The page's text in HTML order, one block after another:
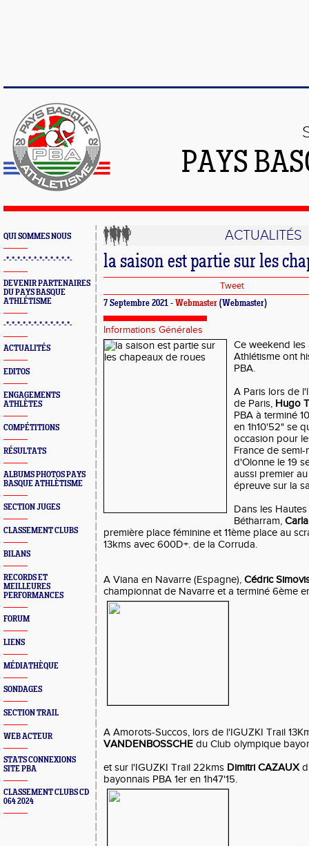
PAYS
QUI SOMMES NOUS
-*-*-*-*-*-*-*-*-*-*-*-*-
DEVENIR PARTENAIRES
DU PAYS BASQUE
ATHLÉTISME
-*-*-*-*-*-*-*-*-*-*-*-*-
ACTUALITÉS
EDITOS
ENGAGEMENTS
ATHLÈTES
COMPÉTITIONS
RÉSULTATS
ALBUMS PHOTOS PAYS
BASQUE ATHLÈTISME
SECTION JUGES
CLASSEMENT CLUBS
BILANS
RECORDS ET
MEILLEURES
PERFORMANCES
FORUM
LIENS
MÉDIATHÈQUE
SONDAGES
SECTION TRAIL
WEB ACTEUR
STATS CONNEXIONS
SITE PBA
CLASSEMENT CLUBS CD
064 2024
ACTUALITÉS
la saison est partie sur les
Tweet
7 Septembre 2021 - Webmaster (Webmaster)
Informations Générales
Ce weekend les
Athlétisme ont
PBA.
A Paris lors de
de Paris, Hugo
PBA à terminé
en 1h10'52" se
occasion pour
France de
d'Olonne le 19
aussi premier
épreuve sur la
Dans les
Bétharram,
première place féminine et 11ème place au
13kms avec 600D+. de la Corruda.
A Viana en Navarre (Espagne), Cédric
championnat de Navarre et a terminé 6ème
A Amorots-Succos, lors de l'IGUZKI Trail
VANDENBOSSCHE du Club olympique
et sur l'IGUZKI Trail 22kms Dimitri CAZAUX
bayonnais PBA 1er en 1h47'15.